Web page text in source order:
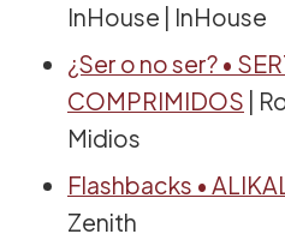
InHouse | InHouse
¿Ser o no ser? •
COMPRIMIDOS |
Midios
Flashbacks • ALIKAL
Zenith